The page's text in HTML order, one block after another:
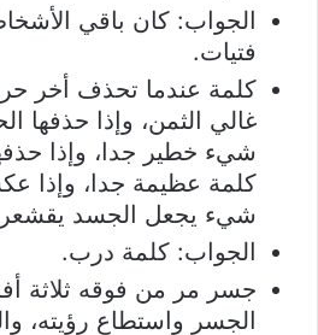
الجواب: كان باقي
فتيات.
كلمة عندما تحذف أخر
غالي الثمن، وإذا حذفها
شيء خطير جدا، وإذا
كلمة عظيمة جدا، وإذا
شيء يجعل الجسد
الجواب: كلمة درب.
جسر مر من فوقه ثلاثة
الجسر واستطاع رؤيته،